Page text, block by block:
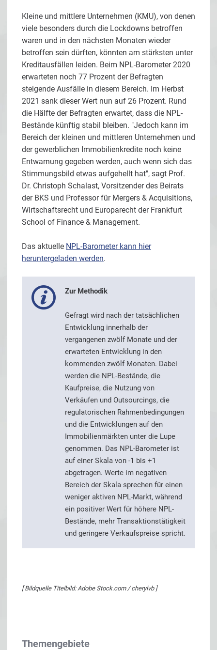
Kleine und mittlere Unternehmen (KMU), von denen
viele besonders durch die Lockdowns betroffen
waren und in den nächsten Monaten wieder
betroffen sein dürften, könnten am stärksten unter
Kreditausfällen leiden. Beim NPL-Barometer 2020
erwarteten noch 77 Prozent der Befragten
steigende Ausfälle in diesem Bereich. Im Herbst
2021 sank dieser Wert nun auf 26 Prozent. Rund
die Hälfte der Befragten erwartet, dass die NPL-
Bestände künftig stabil bleiben. "Jedoch kann im
Bereich der kleinen und mittleren Unternehmen und
der gewerblichen Immobilienkredite noch keine
Entwarnung gegeben werden, auch wenn sich das
Stimmungsbild etwas aufgehellt hat", sagt Prof.
Dr. Christoph Schalast, Vorsitzender des Beirats
der BKS und Professor für Mergers & Acquisitions,
Wirtschaftsrecht und Europarecht der Frankfurt
School of Finance & Management.
Das aktuelle NPL-Barometer kann hier
heruntergeladen werden.
Zur Methodik
Gefragt wird nach der tatsächlichen
Entwicklung innerhalb der
vergangenen zwölf Monate und der
erwarteten Entwicklung in den
kommenden zwölf Monaten. Dabei
werden die NPL-Bestände, die
Kaufpreise, die Nutzung von
Verkäufen und Outsourcings, die
regulatorischen Rahmenbedingungen
und die Entwicklungen auf den
Immobilienmärkten unter die Lupe
genommen. Das NPL-Barometer ist
auf einer Skala von -1 bis +1
abgetragen. Werte im negativen
Bereich der Skala sprechen für einen
weniger aktiven NPL-Markt, während
ein positiver Wert für höhere NPL-
Bestände, mehr Transaktionstätigkeit
und geringere Verkaufspreise spricht.
[ Bildquelle Titelbild: Adobe Stock.com / cherylvb ]
Themengebiete